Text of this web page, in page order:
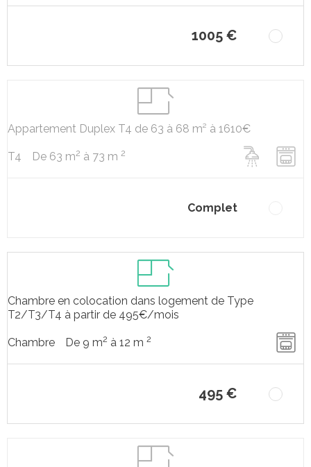
1005 €
Appartement Duplex T4 de 63 à 68 m² à 1610€
T4 De 63 m2 à 73 m 2
Complet
Chambre en colocation dans logement de Type
T2/T3/T4 à partir de 495€/mois
Chambre De 9 m2 à 12 m 2
495 €